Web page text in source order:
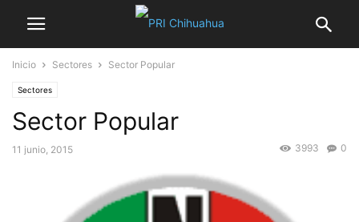
Inicio Sectores Sector Popular
Sectores
Sector Popular
11 junio, 2015 0
3993